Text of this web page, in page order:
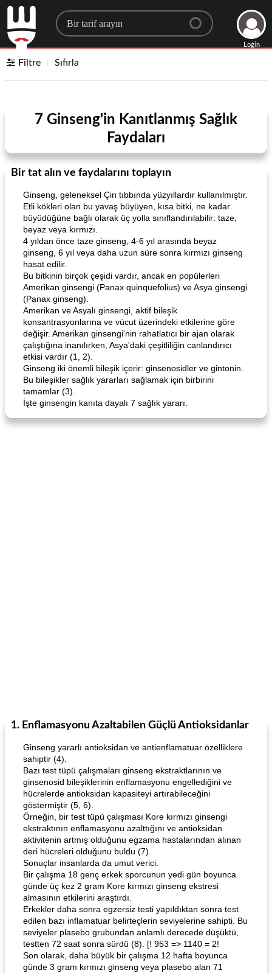
Search for a recipe
Login
Filtre Sıfırla
7 Ginseng'in Kanıtlanmış Sağlık
Faydaları
Bir tat alın ve faydalarını toplayın
Ginseng, geleneksel Çin tıbbında yüzyıllardır kullanılmıştır.
Etli kökleri olan bu yavaş büyüyen, kısa bitki, ne kadar
büyüdüğüne bağlı olarak üç yolla sınıflandırılabilir: taze,
beyaz veya kırmızı.
4 yıldan önce taze ginseng, 4-6 yıl arasında beyaz
ginseng, 6 yıl veya daha uzun süre sonra kırmızı ginseng
hasat edilir.
Bu bitkinin birçok çeşidi vardır, ancak en popülerleri
Amerikan ginsengi (Panax quinquefolius) ve Asya ginsengi
(Panax ginseng).
Amerikan ve Asyalı ginsengi, aktif bileşik
konsantrasyonlarına ve vücut üzerindeki etkilerine göre
değişir. Amerikan ginsengi'nin rahatlatıcı bir ajan olarak
çalıştığına inanılırken, Asya'daki çeşitliliğin canlandırıcı
etkisi vardır (1, 2).
Ginseng iki önemli bileşik içerir: ginsenosidler ve gintonin.
Bu bileşikler sağlık yararları sağlamak için birbirini
tamamlar (3).
İşte ginsengin kanıta dayalı 7 sağlık yararı.
1. Enflamasyonu Azaltabilen Güçlü Antioksidanlar
Ginseng yararlı antioksidan ve antienflamatuar özelliklere
sahiptir (4).
Bazı test tüpü çalışmaları ginseng ekstraktlarının ve
ginsenosid bileşiklerinin enflamasyonu engellediğini ve
hücrelerde antioksidan kapasiteyi artırabileceğini
göstermiştir (5, 6).
Örneğin, bir test tüpü çalışması Kore kırmızı ginsengi
ekstraktının enflamasyonu azalttığını ve antioksidan
aktivitenin artmış olduğunu egzama hastalarından alınan
deri hücreleri olduğunu buldu (7).
Sonuçlar insanlarda da umut verici.
Bir çalışma 18 genç erkek sporcunun yedi gün boyunca
günde üç kez 2 gram Kore kırmızı ginseng ekstresi
almasının etkilerini araştırdı.
Erkekler daha sonra egzersiz testi yapıldıktan sonra test
edilen bazı inflamatuar belirteçlerin seviyelerine sahipti. Bu
seviyeler plasebo grubundan anlamlı derecede düşüktü,
testten 72 saat sonra sürdü (8). [! 953 => 1140 = 2!
Son olarak, daha büyük bir çalışma 12 hafta boyunca
günde 3 gram kırmızı ginseng veya plasebo alan 71